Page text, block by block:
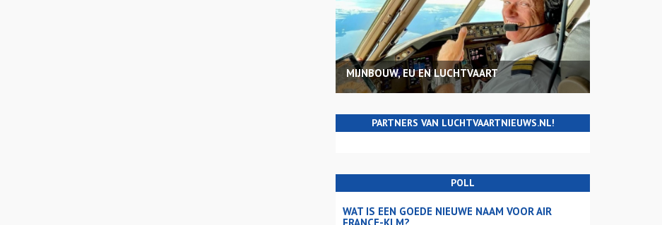
MIJNBOUW, EU EN LUCHTVAART
PARTNERS VAN LUCHTVAARTNIEUWS.NL!
POLL
WAT IS EEN GOEDE NIEUWE NAAM VOOR AIR